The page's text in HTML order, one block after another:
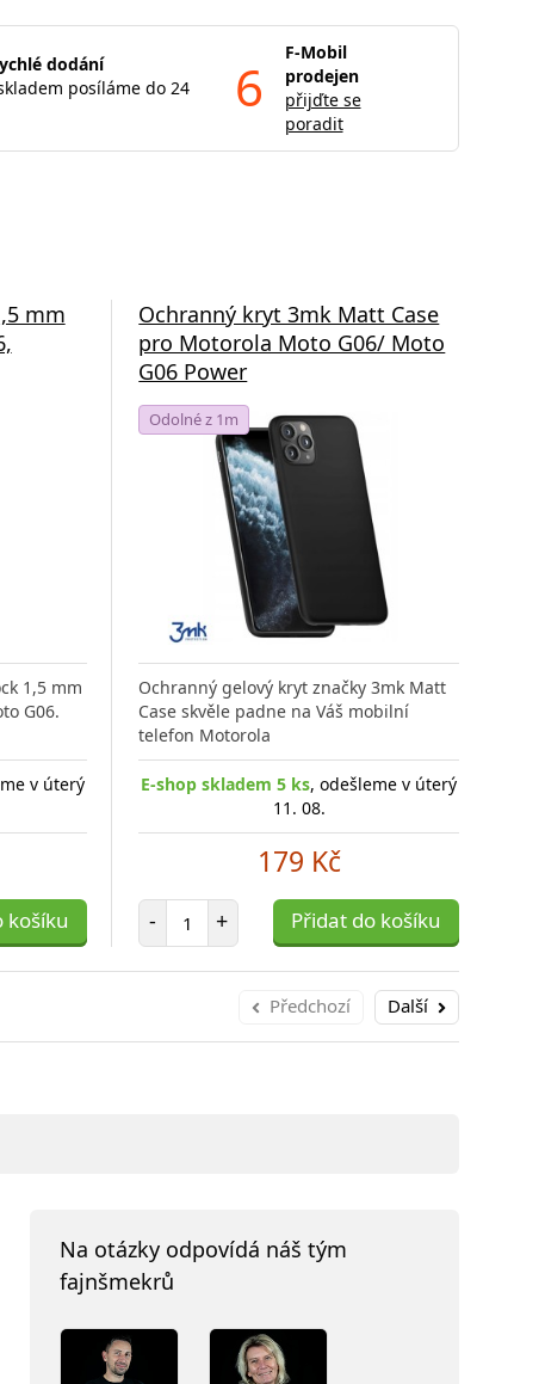
dodání
posíláme do 24
6
F-Mobil
prodejen
přijďte se
poradit
mm
1,5 mm
G06.
v úterý
košíku
Ochranný kryt 3mk Matt Case
pro Motorola Moto G06/ Moto
G06 Power
Odolné z 1m
Ochranný gelový kryt značky 3mk Matt
Case skvěle padne na Váš mobilní
telefon Motorola
E-shop skladem 5 ks, odešleme v úterý
11. 08.
179 Kč
- Počet položek
+ Přidat do košíku
Předchozí Další
Na otázky odpovídá náš tým
fajnšmekrů